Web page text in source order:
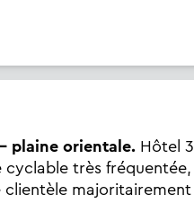
plaine orientale. Hôtel 3
cyclable très fréquentée,
majoritairement